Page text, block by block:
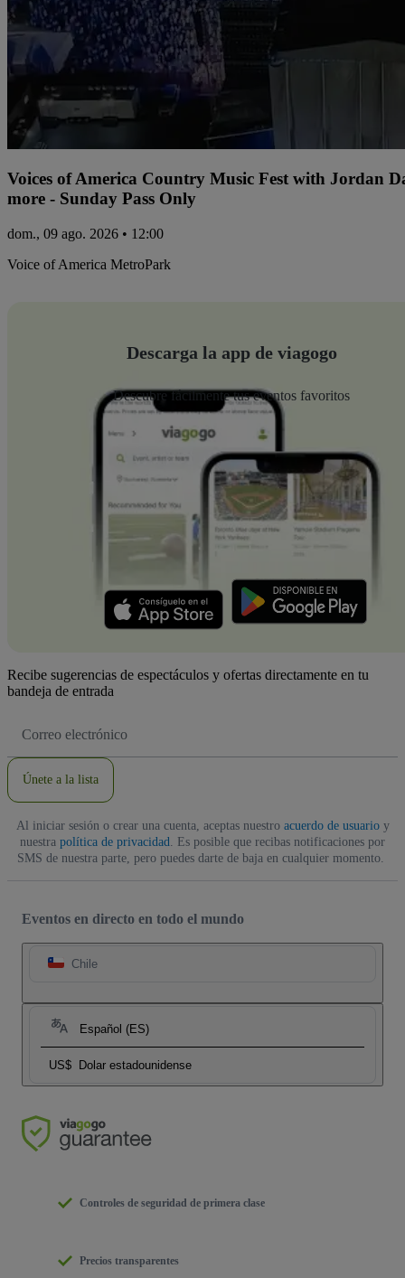
Voices of America Country Music Fest with Jordan
more - Sunday Pass Only
dom., 09 ago. 2026 • 12:00
Voice of America MetroPark
Descarga la app de viagogo
Descubre fácilmente tus eventos favoritos
Recibe sugerencias de espectáculos y ofertas directamente en tu
bandeja de entrada
de
Únete a la lista
Al iniciar sesión o crear una cuenta, aceptas nuestro acuerdo de usuarioy
nuestra política de privacidad
. Es posible que recibas notificaciones por
SMS de nuestra parte, pero puedes darte de baja en cualquier momento.
Eventos en directo en todo el mundo
Chile
Español (ES)
US$ Dolar estadounidense
Controles de seguridad de primera clase
Precios transparentes